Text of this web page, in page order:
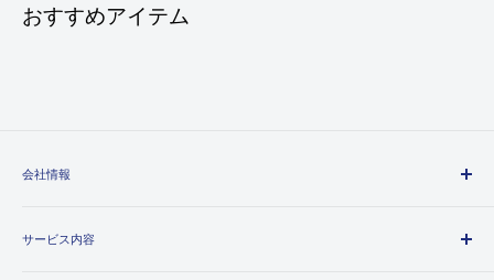
おすすめアイテム
会社情報
会社概要
サービス内容